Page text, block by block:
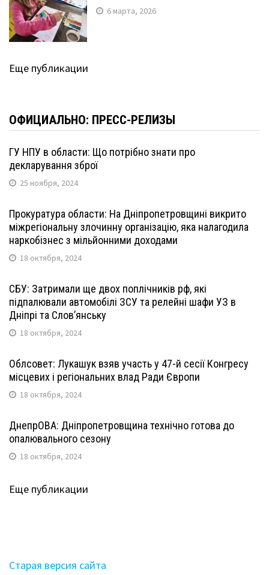
6 марта, 2026
Еще публикации
ОФИЦИАЛЬНО: ПРЕСС-РЕЛИЗЫ
ГУ НПУ в области: Що потрібно знати про
декларування зброї
25 ноября, 2024
Прокуратура области: На Дніпропетровщині викрито
міжрегіональну злочинну організацію, яка налагодила
наркобізнес з мільйонними доходами
18 октября, 2024
СБУ: Затримали ще двох поплічників рф, які
підпалювали автомобілі ЗСУ та релейні шафи УЗ в
Дніпрі та Слов’янську
18 октября, 2024
Облсовет: Лукашук взяв участь у 47-й сесії Конгресу
місцевих і регіональних влад Ради Європи
18 октября, 2024
ДнепрОВА: Дніпропетровщина технічно готова до
опалювального сезону
18 октября, 2024
Еще публикации
Старая версия сайта